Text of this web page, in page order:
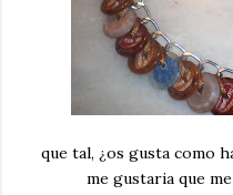
que tal, ¿os gusta como
me gustaria que